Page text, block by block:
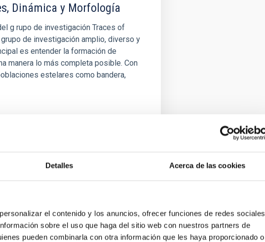
Detalles Acerca de las cookies
el contenido y los anuncios, ofrecer funciones de redes sociales
sobre el uso que haga del sitio web con nuestros partners de
pueden combinarla con otra información que les haya proporcionado o
Dinámica y Morfología
g rupo de investigación Traces of
de investigación amplio, diverso y
es entender la formación de
manera lo más completa posible. Con
estelares como bandera,